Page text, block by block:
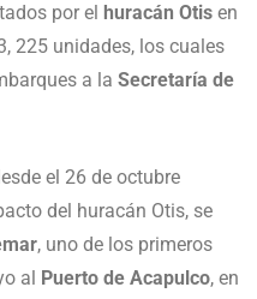
por el huracán Otis en
225 unidades, los cuales
a la Secretaría de
el 26 de octubre
del huracán Otis, se
, uno de los primeros
al Puerto de Acapulco, en